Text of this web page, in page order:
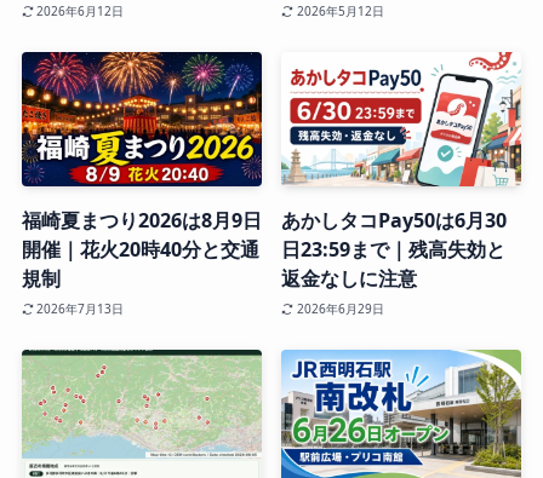
2026年6月12日 2026年5月12日
福崎夏まつり2026は8月9日
開催｜花火20時40分と交通
規制
2026年7月13日
あかしタコPay50は6月30
日23:59まで｜残高失効と
返金なしに注意
2026年6月29日